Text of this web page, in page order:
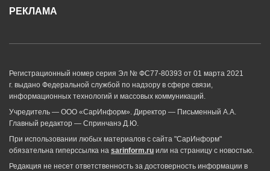
РЕКЛАМА
Регистрационный номер серия Эл № ФС77-80393 от 01 марта 2021
г. выдано Федеральной службой по надзору в сфере связи,
информационных технологий и массовых коммуникаций.
Учредитель — ООО «СарИнформ». Директор — Письменный А.А.
Главный редактор — Спринчанэ Д.Ю.
При использовании любых материалов с сайта "СарИнформ"
обязательна гиперссылка на sarinform.ru или на страницу с новостью.
Редакция не несет ответственность за достоверность информации в